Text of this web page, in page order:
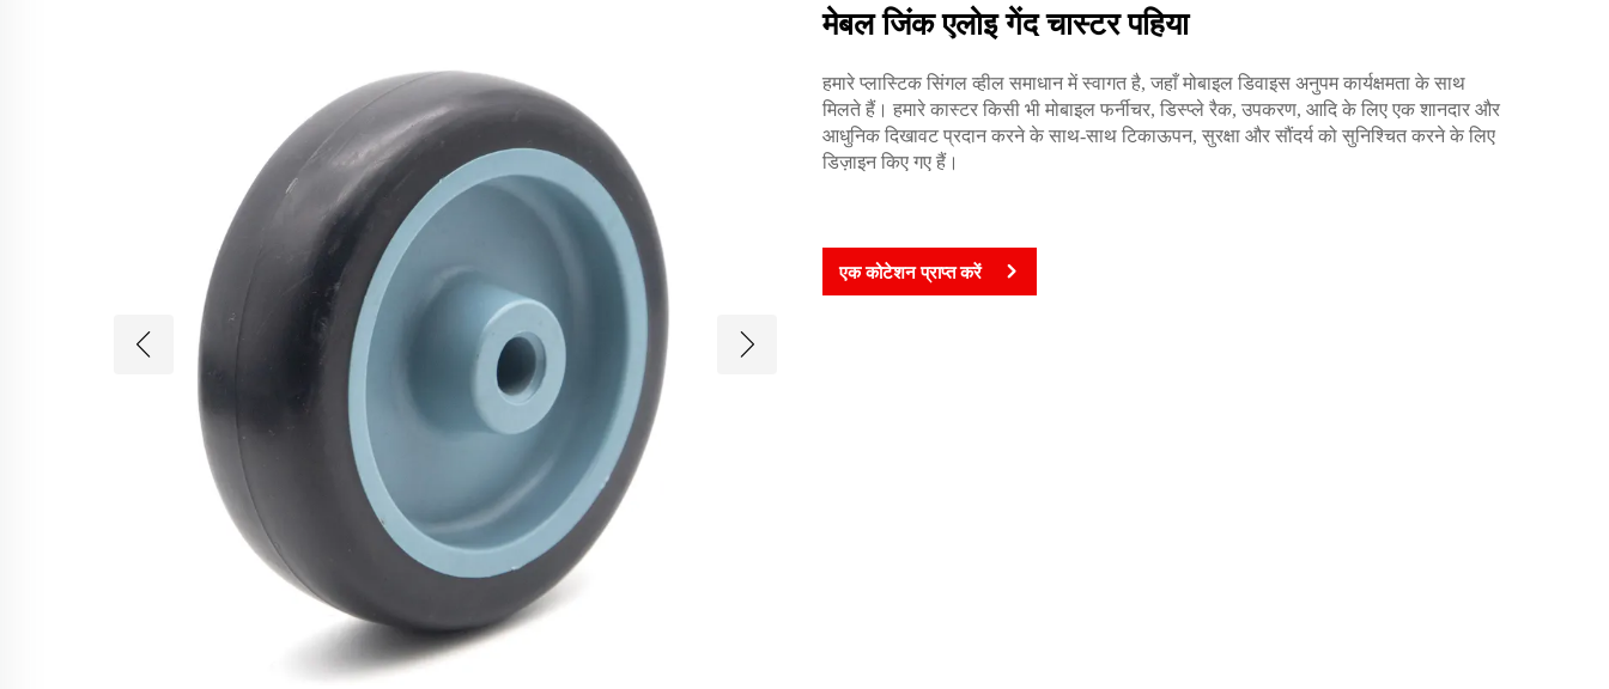
मेबल जिंक एलोइ गेंद चास्टर पहिया
हमारे प्लास्टिक सिंगल व्हील समाधान में स्वागत है, जहाँ मोबाइल डिवाइस अनुपम कार्यक्षमता के साथ
मिलते हैं। हमारे कास्टर किसी भी मोबाइल फर्नीचर, डिस्प्ले रैक, उपकरण, आदि के लिए एक शानदार और
आधुनिक दिखावट प्रदान करने के साथ-साथ टिकाऊपन, सुरक्षा और सौंदर्य को सुनिश्चित करने के लिए
डिज़ाइन किए गए हैं।
एक कोटेशन प्राप्त करें